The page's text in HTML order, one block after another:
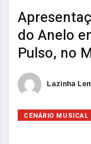
do Anelo
Pulso, no
Lazinha
CENÁRIO MUSICAL